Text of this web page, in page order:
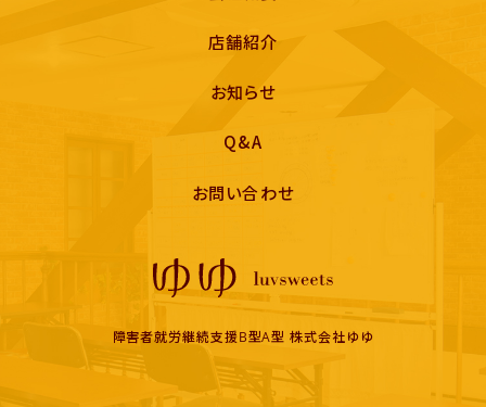
店舗紹介
お知らせ
Q&A
お問い合わせ
障害者就労継続支援B型A型 株式会社ゆゆ